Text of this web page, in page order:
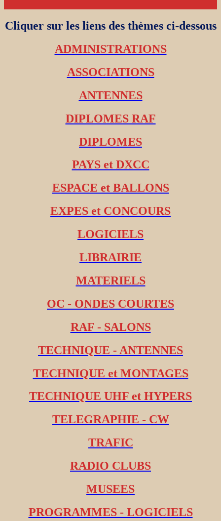
Cliquer sur les liens des thèmes ci-dessous
ADMINISTRATIONS
ASSOCIATIONS
ANTENNES
DIPLOMES RAF
DIPLOMES
PAYS et DXCC
ESPACE et BALLONS
EXPES et CONCOURS
LOGICIELS
LIBRAIRIE
MATERIELS
OC - ONDES COURTES
RAF - SALONS
TECHNIQUE - ANTENNES
TECHNIQUE et MONTAGES
TECHNIQUE UHF et HYPERS
TELEGRAPHIE - CW
TRAFIC
RADIO CLUBS
MUSEES
PROGRAMMES - LOGICIELS